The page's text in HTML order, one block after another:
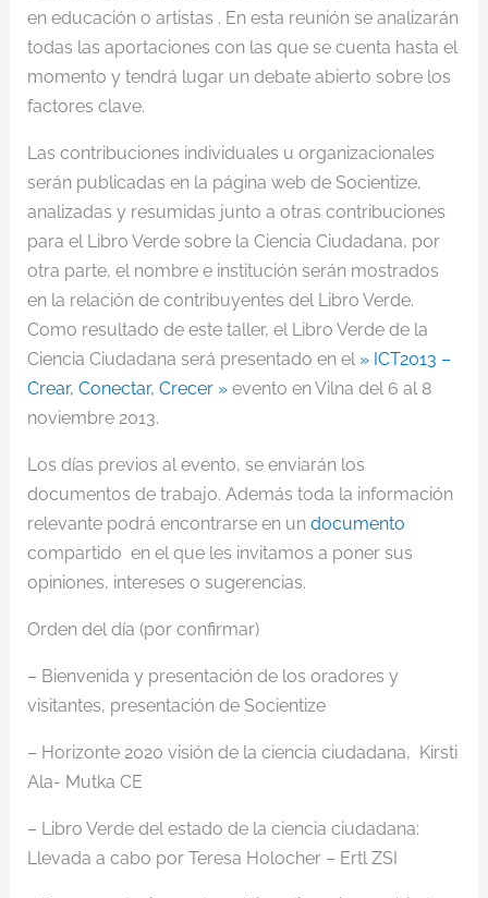
en educación o artistas . En esta reunión se analizarán
todas las aportaciones con las que se cuenta hasta el
momento y tendrá lugar un debate abierto sobre los
factores clave.
Las contribuciones individuales u organizacionales
serán publicadas en la página web de Socientize,
analizadas y resumidas junto a otras contribuciones
para el Libro Verde sobre la Ciencia Ciudadana, por
otra parte, el nombre e institución serán mostrados
en la relación de contribuyentes del Libro Verde.
Como resultado de este taller, el Libro Verde de la
Ciencia Ciudadana será presentado en el » ICT2013 –
Crear, Conectar, Crecer » evento en Vilna del 6 al 8
noviembre 2013.
Los días previos al evento, se enviarán los
documentos de trabajo. Además toda la información
relevante podrá encontrarse en undocumento
compartido en el que les invitamos a poner sus
opiniones, intereses o sugerencias.
Orden del día (por confirmar)
– Bienvenida y presentación de los oradores y
visitantes, presentación de Socientize
– Horizonte 2020 visión de la ciencia ciudadana, Kirsti
Ala- Mutka CE
– Libro Verde del estado de la ciencia ciudadana:
Llevada a cabo por Teresa Holocher – Ertl ZSI